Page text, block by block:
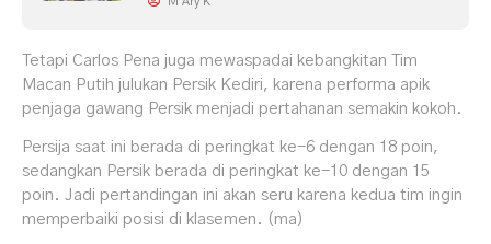
Tetapi Carlos Pena juga mewaspadai kebangkitan Tim
Macan Putih julukan Persik Kediri, karena performa apik
penjaga gawang Persik menjadi pertahanan semakin kokoh.
Persija saat ini berada di peringkat ke-6 dengan 18 poin,
sedangkan Persik berada di peringkat ke-10 dengan 15
poin. Jadi pertandingan ini akan seru karena kedua tim ingin
memperbaiki posisi di klasemen. (ma)